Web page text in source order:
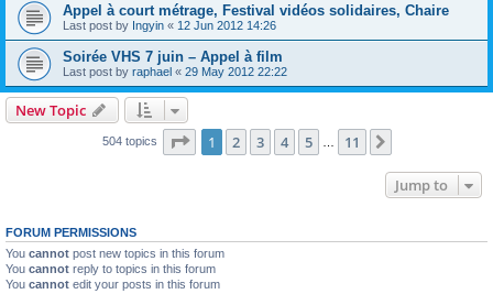
Appel à court métrage, Festival vidéos solidaires, Chaire
Last post by Ingyin « 12 Jun 2012 14:26
Soirée VHS 7 juin – Appel à film
Last post by raphael « 29 May 2012 22:22
New Topic
504 topics Page 1of 11
1 2 3 4 5 11
Jump to
FORUM PERMISSIONS
You cannot post new topics in this forum
You cannot reply to topics in this forum
You cannot edit your posts in this forum